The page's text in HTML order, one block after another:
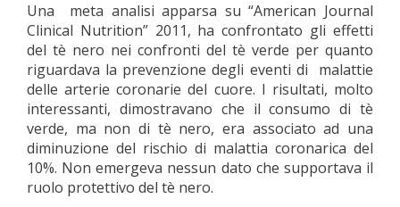
Una meta analisi apparsa su “American Journal
Clinical Nutrition” 2011, ha confrontato gli effetti
del tè nero nei confronti del tè verde per quanto
riguardava la prevenzione degli eventi di malattie
delle arterie coronarie del cuore. I risultati, molto
interessanti, dimostravano che il consumo di tè
verde, ma non di tè nero, era associato ad una
diminuzione del rischio di malattia coronarica del
10%. Non emergeva nessun dato che supportava il
ruolo protettivo del tè nero.